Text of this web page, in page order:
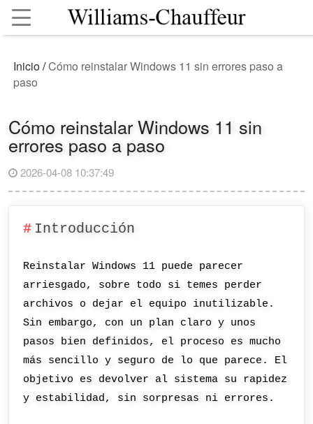
Inicio/Cómo reinstalar Windows 11 sin errores paso a
paso
Cómo reinstalar Windows 11 sin
errores paso a paso
2026-04-08 10:37:49
Introducción
Reinstalar Windows 11 puede parecer
arriesgado, sobre todo si temes perder
archivos o dejar el equipo inutilizable.
Sin embargo, con un plan claro y unos
pasos bien definidos, el proceso es mucho
más sencillo y seguro de lo que parece. El
objetivo es devolver al sistema su rapidez
y estabilidad, sin sorpresas ni errores.